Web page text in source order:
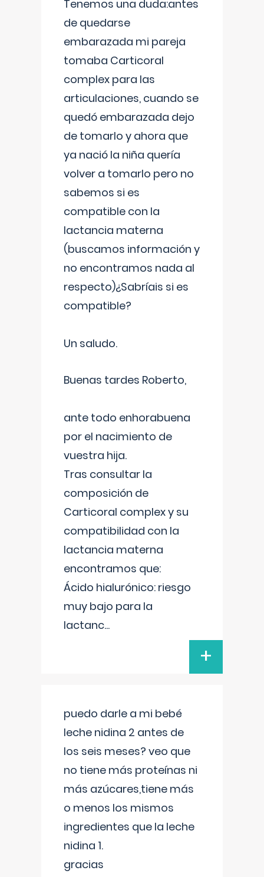
Tenemos una duda:antes
de quedarse
embarazada mi pareja
tomaba Carticoral
complex para las
articulaciones, cuando se
quedó embarazada dejo
de tomarlo y ahora que
ya nació la niña quería
volver a tomarlo pero no
sabemos si es
compatible con la
lactancia materna
(buscamos información y
no encontramos nada al
respecto)¿Sabríais si es
compatible?
Un saludo.
Buenas tardes Roberto,
ante todo enhorabuena
por el nacimiento de
vuestra hija.
Tras consultar la
composición de
Carticoral complex y su
compatibilidad con la
lactancia materna
encontramos que:
Ácido hialurónico: riesgo
muy bajo para la
lactanc...
+
puedo darle a mi bebé
leche nidina 2 antes de
los seis meses? veo que
no tiene más proteínas ni
más azúcares,tiene más
o menos los mismos
ingredientes que la leche
nidina 1.
gracias